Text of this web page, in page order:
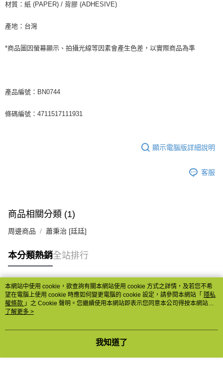
材質：紙 (PAPER) / 背膠 (ADHESIVE)
產地：台灣
*商品圖因螢幕顯示、拍攝光線等因素會產生色差，以實際商品為準
產品編號：BN0744
條碼編號：4711517111931
顯示電腦版詳細說明
客服
商品相關分類 (1)
周邊商品 蕭秉治 [廷廷]
本分類熱銷全站排行
熱門標籤
本網站中使用 cookie，欲查詢有關本網站使用 cookie 方式之詳情，及若您不希
望在電腦上使用 cookie 時應如何變更電腦的 cookie 設定，請參閱本網站「 隱私
權條款 」之 Cookie 聲明。您繼續使用本網站即表示您同意本公司得按本網站使
用條款之 Cookie 聲明使用 cookie。
了解更多 >
我知道了